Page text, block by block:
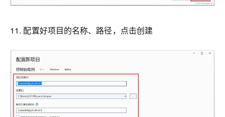
11. 配置好项目的名称、路径，点击创建